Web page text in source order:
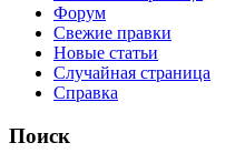
Форум
Свежие правки
Новые статьи
Случайная страница
Справка
Поиск